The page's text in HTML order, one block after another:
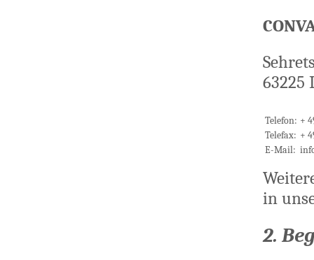
63225
Telefon: +
Telefax: +
E-Mail:
in
2.